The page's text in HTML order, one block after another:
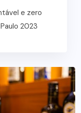
e zero
2023